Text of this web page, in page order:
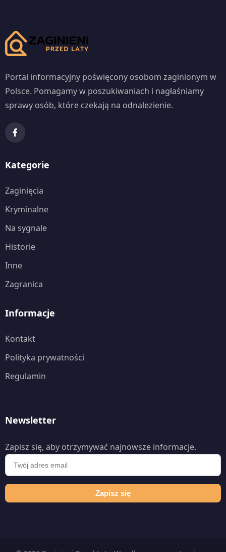
Portal informacyjny poświęcony osobom zaginionym w
Polsce. Pomagamy w poszukiwaniach i nagłaśniamy
sprawy osób, które czekają na odnalezienie.
Kategorie
Zaginięcia
Kryminalne
Na sygnale
Historie
Inne
Zagranica
Informacje
Kontakt
Polityka prywatności
Regulamin
Newsletter
Zapisz się, aby otrzymywać najnowsze informacje.
Zapisz się